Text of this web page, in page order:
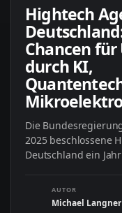
Hightech
Chancen
durch KI,
Die
2025 beschlossene
Deutschland ein
AUTOR
Michael Langner